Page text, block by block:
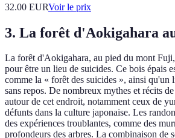
32.00 EURVoir le prix
3. La forêt d'Aokigahara
La forêt d'Aokigahara, au pied du mont
pour être un lieu de suicides. Ce bois épais
comme la « forêt des suicides », ainsi qu'un
sans repos. De nombreux mythes et récits
autour de cet endroit, notamment ceux de
défunts dans la culture japonaise. Les
des expériences troublantes, comme des
profondeurs des arbres. La combinaison de